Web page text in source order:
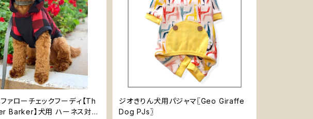
ファローチェックフーディ【Th
Barker】犬用 ハーネス対応
ジオきりん犬用パジャマ〖Geo Giraffe
Dog PJs〗